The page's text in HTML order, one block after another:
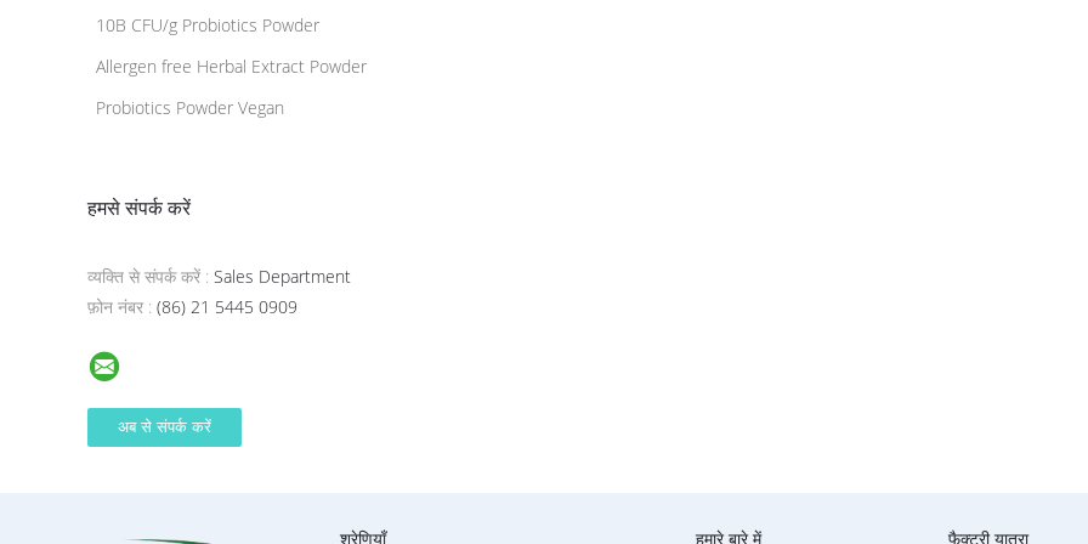
10B CFU/g Probiotics Powder
Allergen free Herbal Extract Powder
Probiotics Powder Vegan
हमसे संपर्क करें
व्यक्ति से संपर्क करें : Sales Department
फ़ोन नंबर : (86) 21 5445 0909
श्रेणियाँ हमारे बारे में फैक्टरी यात्रा